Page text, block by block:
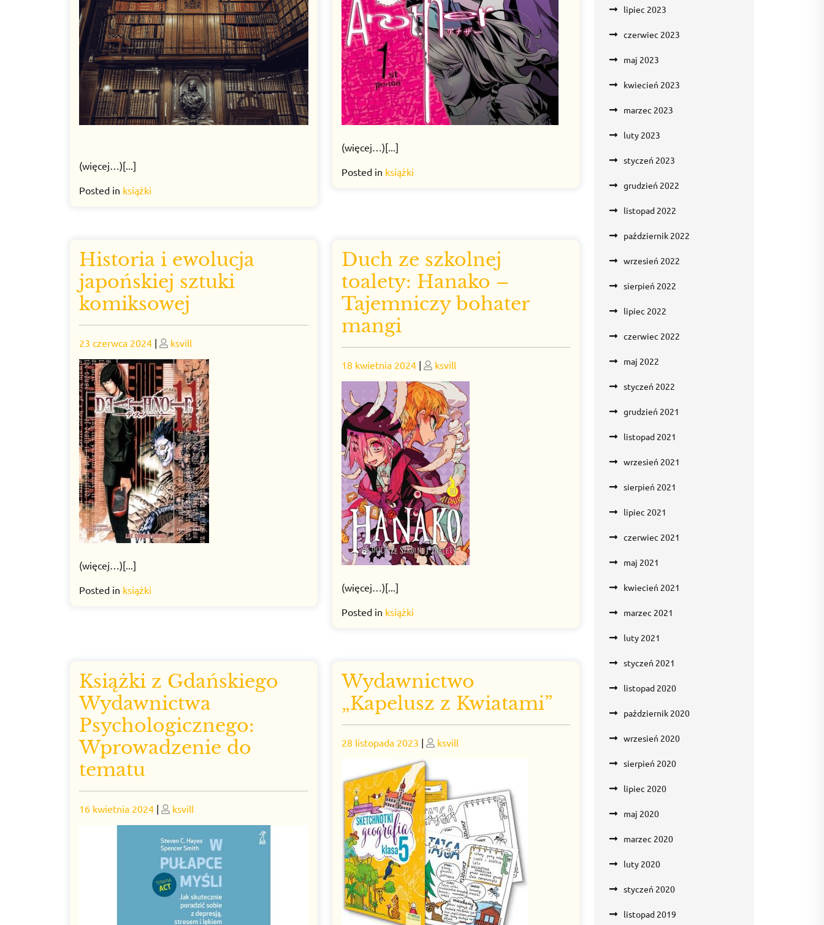
(więcej…)[...]
Posted in książki
(więcej…)[...]
Posted in książki
Historia i ewolucja
japońskiej sztuki
komiksowej
Posted
on
23 czerwca 2024 | Posted
on
ksvill
(więcej…)[...]
Posted in książki
Duch ze szkolnej
toalety: Hanako –
Tajemniczy bohater
mangi
Posted
on
18 kwietnia 2024| Posted
on
ksvill
(więcej…)[...]
Posted in książki
Książki z Gdańskiego
Wydawnictwa
Psychologicznego:
Wprowadzenie do
tematu
Posted
16 kwietnia 2024 | Posted
on
ksvill
Wydawnictwo
„Kapelusz z Kwiatami”
Posted
28 listopada 2023 | Posted
ksvill
lipiec 2023
czerwiec 2023
maj 2023
kwiecień 2023
marzec 2023
luty 2023
styczeń 2023
grudzień 2022
listopad 2022
październik 2022
wrzesień 2022
sierpień 2022
lipiec 2022
czerwiec 2022
maj 2022
styczeń 2022
grudzień 2021
listopad 2021
wrzesień 2021
sierpień 2021
lipiec 2021
czerwiec 2021
maj 2021
kwiecień 2021
marzec 2021
luty 2021
styczeń 2021
listopad 2020
październik 2020
wrzesień 2020
sierpień 2020
lipiec 2020
maj 2020
marzec 2020
luty 2020
styczeń 2020
listopad 2019